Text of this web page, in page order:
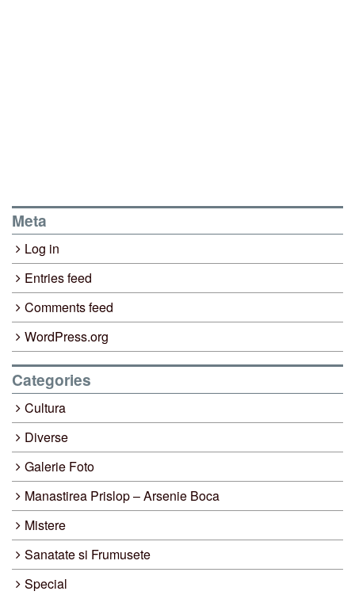
Meta
Log in
Entries feed
Comments feed
WordPress.org
Categories
Cultura
Diverse
Galerie Foto
Manastirea Prislop – Arsenie Boca
Mistere
Sanatate si Frumusete
Special